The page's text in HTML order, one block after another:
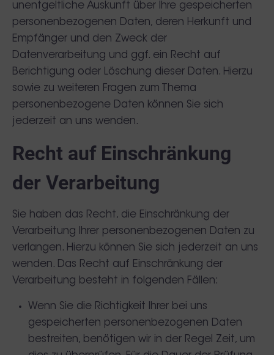
unentgeltliche Auskunft über Ihre gespeicherten
personenbezogenen Daten, deren Herkunft und
Empfänger und den Zweck der
Datenverarbeitung und ggf. ein Recht auf
Berichtigung oder Löschung dieser Daten. Hierzu
sowie zu weiteren Fragen zum Thema
personenbezogene Daten können Sie sich
jederzeit an uns wenden.
Recht auf Einschränkung
der Verarbeitung
Sie haben das Recht, die Einschränkung der
Verarbeitung Ihrer personenbezogenen Daten zu
verlangen. Hierzu können Sie sich jederzeit an uns
wenden. Das Recht auf Einschränkung der
Verarbeitung besteht in folgenden Fällen:
Wenn Sie die Richtigkeit Ihrer bei uns
gespeicherten personenbezogenen Daten
bestreiten, benötigen wir in der Regel Zeit, um